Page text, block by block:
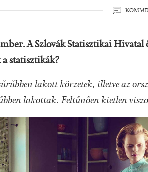
A Szlovák Statisztikai Hivatal
statisztikák?
lakott körzetek, illetve az
lakottak. Feltűnően kietlen